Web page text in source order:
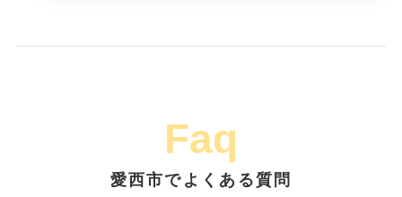
Faq
愛西市でよくある質問